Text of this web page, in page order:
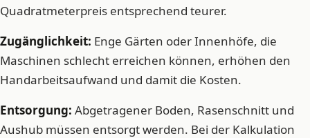
Quadratmeterpreis entsprechend teurer.
Zugänglichkeit: Enge Gärten oder Innenhöfe, die
Maschinen schlecht erreichen können, erhöhen den
Handarbeitsaufwand und damit die Kosten.
Entsorgung: Abgetragener Boden, Rasenschnitt und
Aushub müssen entsorgt werden. Bei der Kalkulation